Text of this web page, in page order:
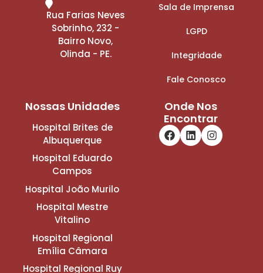
Rua Farias Neves
Sobrinho, 232 -
Bairro Novo,
Olinda - PE.
Sala de Imprensa
LGPD
Integridade
Fale Conosco
Nossas Unidades
Hospital Brites de
Albuquerque
Hospital Eduardo
Campos
Hospital João Murilo
Hospital Mestre
Vitalino
Hospital Regional
Emília Câmara
Hospital Regional Ruy
Onde Nos
Encontrar